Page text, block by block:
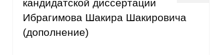
кандидатской диссертации
Ибрагимова Шакира Шакировича
(дополнение)